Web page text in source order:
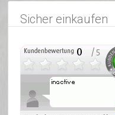
Sicher einkaufen